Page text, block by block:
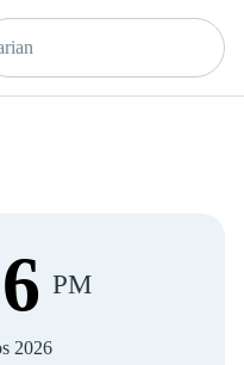
PM
2026